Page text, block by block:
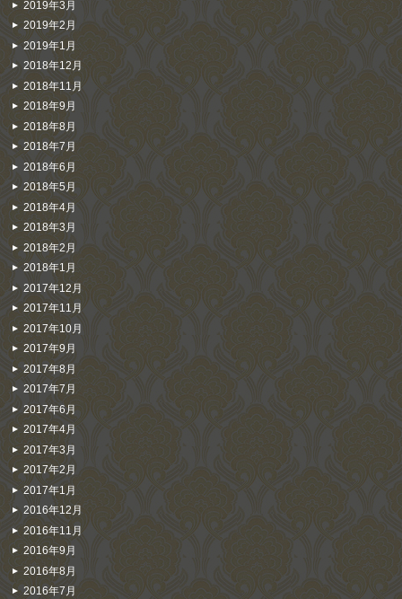
2019年3月
2019年2月
2019年1月
2018年12月
2018年11月
2018年9月
2018年8月
2018年7月
2018年6月
2018年5月
2018年4月
2018年3月
2018年2月
2018年1月
2017年12月
2017年11月
2017年10月
2017年9月
2017年8月
2017年7月
2017年6月
2017年4月
2017年3月
2017年2月
2017年1月
2016年12月
2016年11月
2016年9月
2016年8月
2016年7月